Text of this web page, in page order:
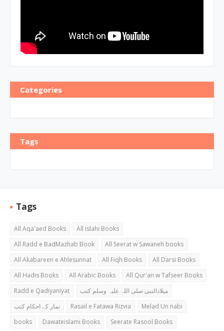
Categories
Tags
Tags
All Aqa'aed Books
All islahi Books
All Radd e BadMazhab Book
All Seerat w Sawaneh books
All Akabareen e Ahlesunnat
All Fiqh Books
All Darsi Books
All Hadis Books
All Arabic Books
All Qur'an w Tafseer Books
Radd e Qadiyaniyat
میلادالنبی صلی اللہ علیہ وسلم کتب
نماز کے احکام کتب
Rasail e Fatawa Rizvia
Melad Un nabi
books
Dawateislami Books
Seerate Rasool Books